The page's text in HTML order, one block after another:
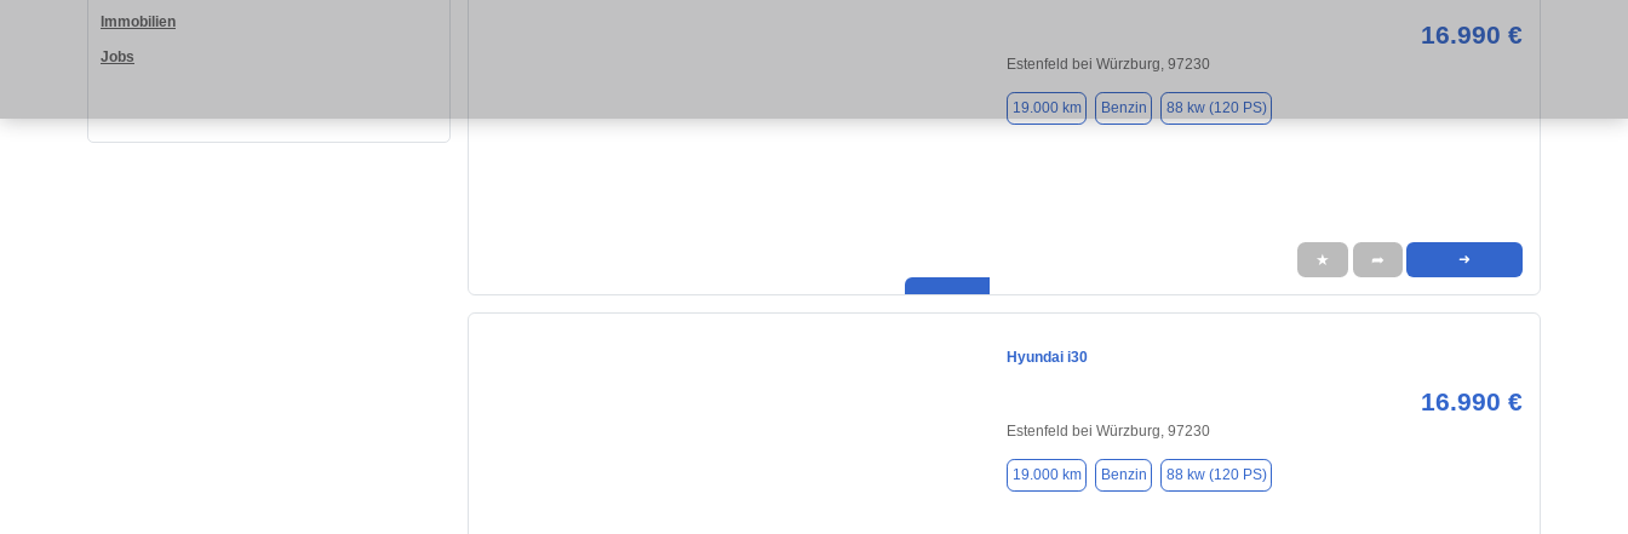
Immobilien
Jobs
16.990 €
Estenfeld bei Würzburg, 97230
19.000 km Benzin 88 kw (120 PS)
★ ➦ ➜
Hyundai i30
16.990 €
Estenfeld bei Würzburg, 97230
19.000 km Benzin 88 kw (120 PS)